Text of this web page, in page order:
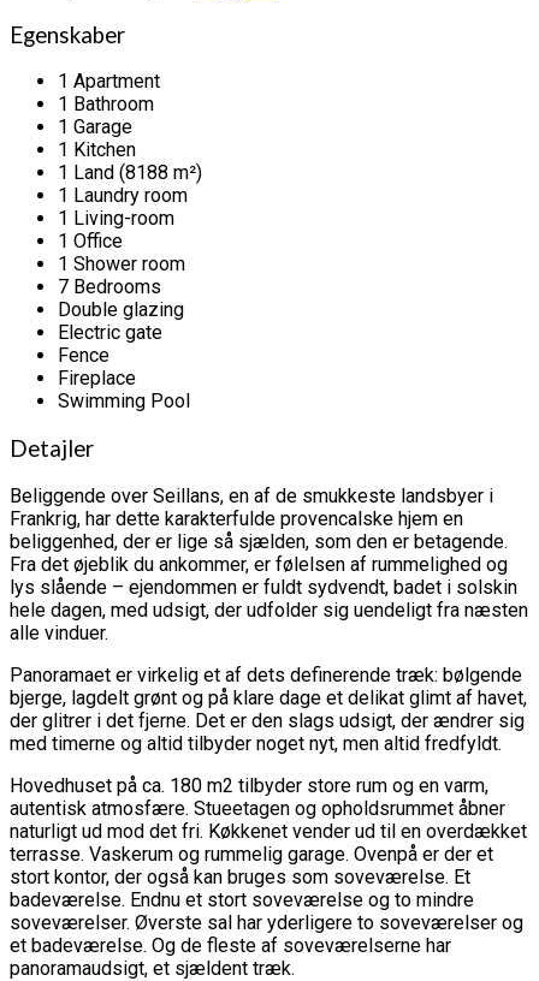
Egenskaber
1 Apartment
1 Bathroom
1 Garage
1 Kitchen
1 Land (8188 m²)
1 Laundry room
1 Living-room
1 Office
1 Shower room
7 Bedrooms
Double glazing
Electric gate
Fence
Fireplace
Swimming Pool
Detajler
Beliggende over Seillans, en af ​​de smukkeste landsbyer i
Frankrig, har dette karakterfulde provencalske hjem en
beliggenhed, der er lige så sjælden, som den er betagende.
Fra det øjeblik du ankommer, er følelsen af ​​rummelighed og
lys slående – ejendommen er fuldt sydvendt, badet i solskin
hele dagen, med udsigt, der udfolder sig uendeligt fra næsten
alle vinduer.
Panoramaet er virkelig et af dets definerende træk: bølgende
bjerge, lagdelt grønt og på klare dage et delikat glimt af havet,
der glitrer i det fjerne. Det er den slags udsigt, der ændrer sig
med timerne og altid tilbyder noget nyt, men altid fredfyldt.
Hovedhuset på ca. 180 m2 tilbyder store rum og en varm,
autentisk atmosfære. Stueetagen og opholdsrummet åbner
naturligt ud mod det fri. Køkkenet vender ud til en overdækket
terrasse. Vaskerum og rummelig garage. Ovenpå er der et
stort kontor, der også kan bruges som soveværelse. Et
badeværelse. Endnu et stort soveværelse og to mindre
soveværelser. Øverste sal har yderligere to soveværelser og
et badeværelse. Og de fleste af soveværelserne har
panoramaudsigt, et sjældent træk.